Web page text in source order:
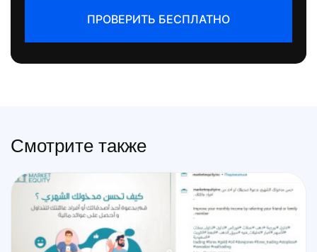
ПРОВЕРИТЬ БЕСПЛАТНО
Смотрите также